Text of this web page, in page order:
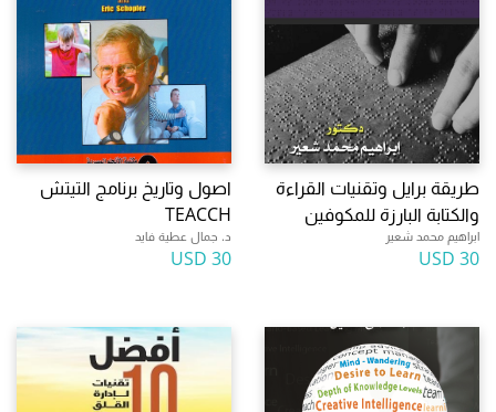
طريقة برايل وتقنيات القراءة
والكتابة البارزة للمكوفين
ابراهيم محمد شعير
30 USD
اصول وتاريخ برنامج التيتش
TEACCH
د. جمال عطية فايد
30 USD